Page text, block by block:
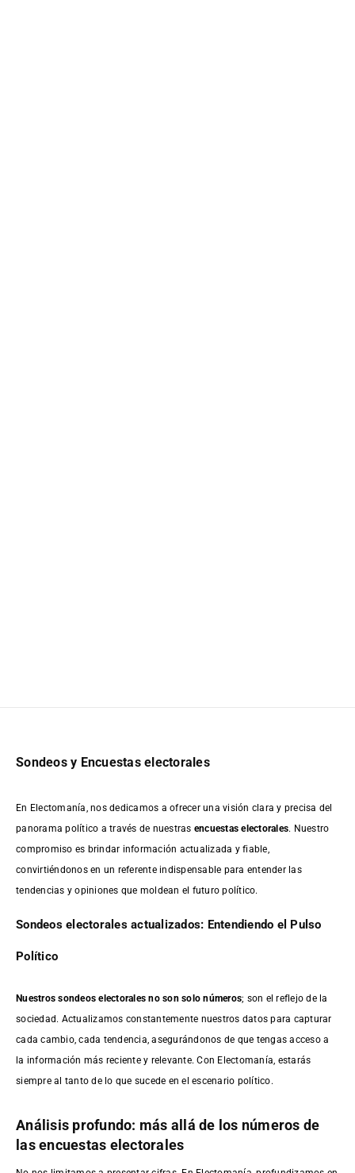
Sondeos y Encuestas electorales
En Electomanía, nos dedicamos a ofrecer una visión clara y precisa del
panorama político a través de nuestras encuestas electorales. Nuestro
compromiso es brindar información actualizada y fiable,
convirtiéndonos en un referente indispensable para entender las
tendencias y opiniones que moldean el futuro político.
Sondeos electorales actualizados: Entendiendo el Pulso
Político
Nuestros sondeos electorales no son solo números; son el reflejo de la
sociedad. Actualizamos constantemente nuestros datos para capturar
cada cambio, cada tendencia, asegurándonos de que tengas acceso a
la información más reciente y relevante. Con Electomanía, estarás
siempre al tanto de lo que sucede en el escenario político.
Análisis profundo: más allá de los números de
las encuestas electorales